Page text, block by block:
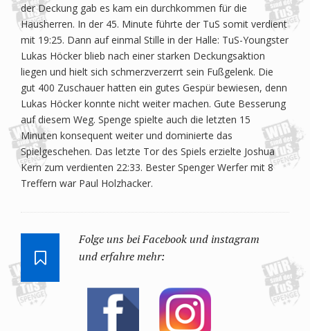
der Deckung gab es kam ein durchkommen für die
Hausherren. In der 45. Minute führte der TuS somit verdient
mit 19:25. Dann auf einmal Stille in der Halle: TuS-Youngster
Lukas Höcker blieb nach einer starken Deckungsaktion
liegen und hielt sich schmerzverzerrt sein Fußgelenk. Die
gut 400 Zuschauer hatten ein gutes Gespür bewiesen, denn
Lukas Höcker konnte nicht weiter machen. Gute Besserung
auf diesem Weg. Spenge spielte auch die letzten 15
Minuten konsequent weiter und dominierte das
Spielgeschehen. Das letzte Tor des Spiels erzielte Joshua
Kern zum verdienten 22:33. Bester Spenger Werfer mit 8
Treffern war Paul Holzhacker.
Folge uns bei Facebook und instagram
und erfahre mehr: